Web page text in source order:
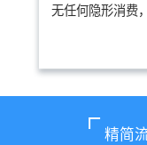
无任何隐形消费
精简